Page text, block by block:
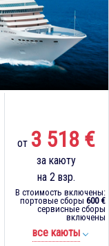
от 3 518 €
за каюту
на 2 взр.
В стоимость включены:
портовые сборы 600 €
сервисные сборы
включены
все каюты